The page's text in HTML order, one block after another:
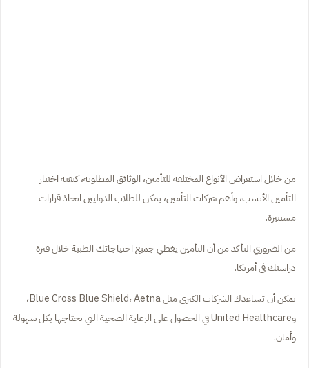
من خلال استعراض الأنواع المختلفة للتأمين، الوثائق المطلوبة، كيفية اختيار
التأمين الأنسب، وأهم شركات التأمين، يمكن للطلاب الدوليين اتخاذ قرارات
مستنيرة.
من الضروري التأكد من أن التأمين يغطي جميع احتياجاتك الطبية خلال فترة
دراستك في أمريكا.
يمكن أن تساعدك الشركات الكبرى مثل Blue Cross Blue Shield، Aetna،
وUnited Healthcare في الحصول على الرعاية الصحية التي تحتاجها بكل سهولة
وأمان.